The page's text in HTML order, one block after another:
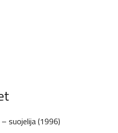
suojelija (1996)